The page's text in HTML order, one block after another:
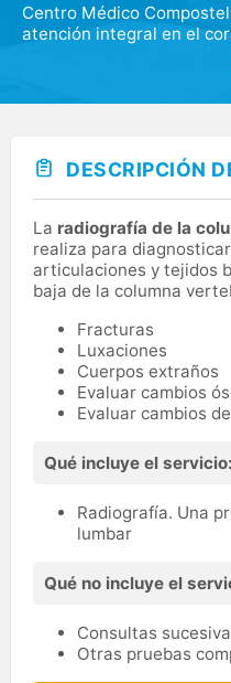
Centro Médico
atención integral en el
Compostela con los
especialidades más
DESCRIPCIÓN
La radiografía de la
realiza para
articulaciones y tejidos
baja de la columna
Fracturas
Luxaciones
Cuerpos extraños
Evaluar cambios
Evaluar cambios
Qué incluye el servicio:
Radiografía. Una
lumbar
Qué no incluye el
Consultas
Otras pruebas